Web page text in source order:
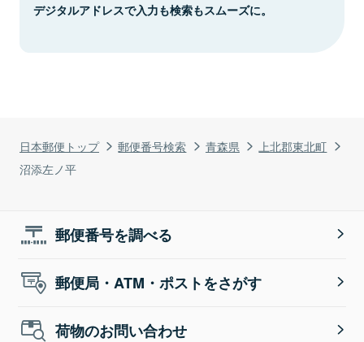
日本郵便トップ 郵便番号検索 青森県
上北郡東北町
沼添左ノ平
デジタルアドレスで入力も検索もスムーズに。
郵便番号を調べる
郵便局・ATM・ポストをさがす
荷物のお問い合わせ